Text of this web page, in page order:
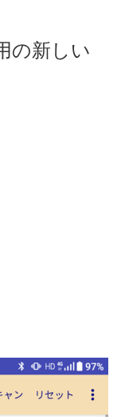
の新しい